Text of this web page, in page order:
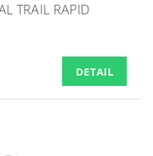
TRAIL RAPID
DETAIL